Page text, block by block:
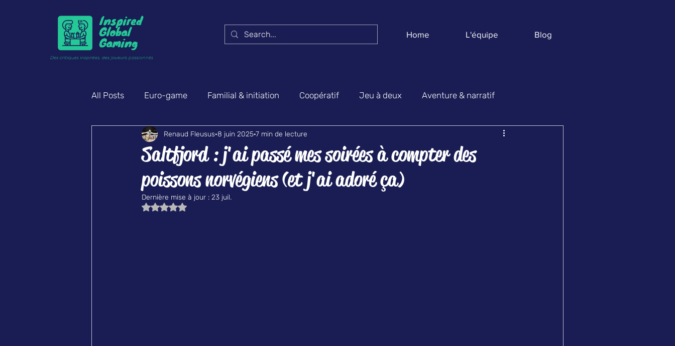
Home L'équipe Blog
All Posts Euro-game Familial & initiation Coopératif Jeu à deux Aventure & narratif
Enquête & déduction Ambiance & party game
Saltfjord : j'ai passé mes soirées à compter des
poissons norvégiens (et j'ai adoré ça)
Renaud Fleusus 8 juin 2025 7 min de lecture
Dernière mise à jour : 23 juil.
Noté NaN étoiles sur 5.